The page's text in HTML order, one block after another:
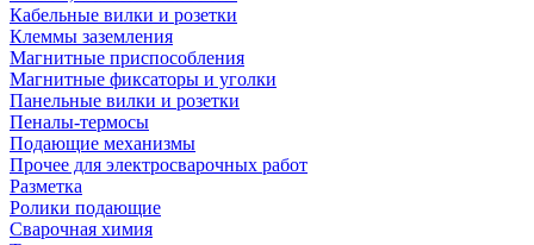
Кабельные вилки и розетки
Клеммы заземления
Магнитные приспособления
Магнитные фиксаторы и уголки
Панельные вилки и розетки
Пеналы-термосы
Подающие механизмы
Прочее для электросварочных работ
Разметка
Ролики подающие
Сварочная химия